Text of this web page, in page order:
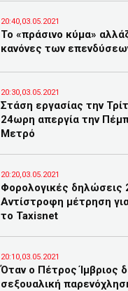
20:40,03.05.2021
Το «πράσινο κύμα»
κανόνες των
20:30,03.05.2021
Στάση εργασίας την
24ωρη απεργία την
Μετρό
20:20,03.05.2021
Φορολογικές δηλώσεις
Αντίστροφη μέτρηση για
το Taxisnet
20:10,03.05.2021
Όταν ο Πέτρος Ίμβριος
σεξουαλική